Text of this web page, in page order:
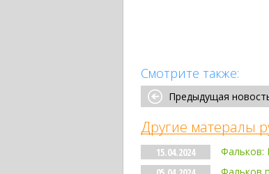
Смотрите также:
Предыдущая
Другие матералы
15.04.2024
Фальков: